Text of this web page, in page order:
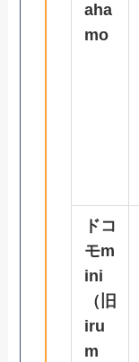
aha
mo
ドコ
モm
ini
（旧
iru
m